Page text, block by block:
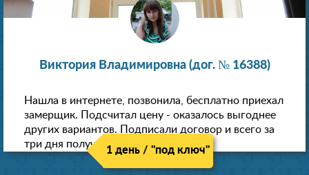
Виктория Владимировна (дог. № 16388)
Нашла в интернете, позвонила, бесплатно приехал
замерщик. Подсчитал цену - оказалось выгоднее
других вариантов. Подписали договор и всего за
три дня получили новые потолки!
1 день / "под ключ"